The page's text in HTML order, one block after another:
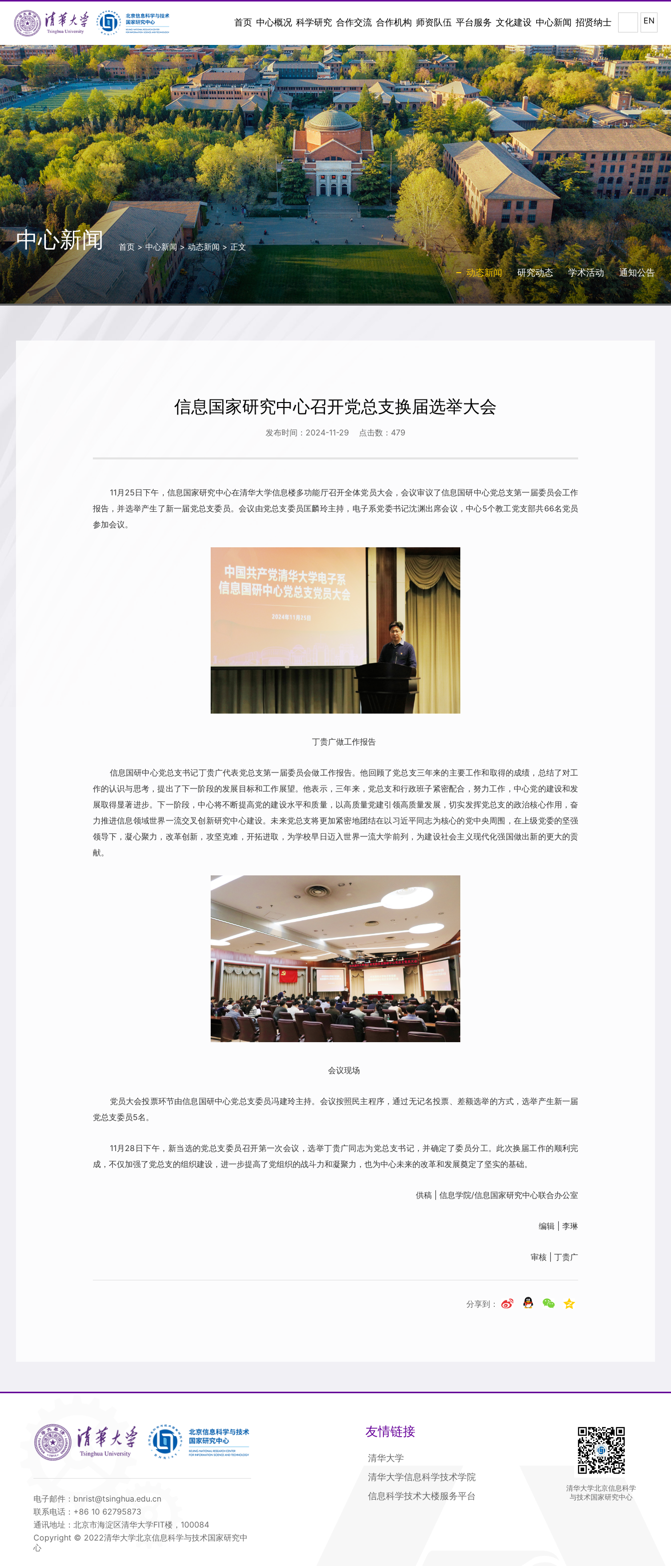
首页 中心概况 科学研究 合作交流 合作机构 师资队伍 平台服务 文化建设 中心新闻 招贤纳士 EN
中心新闻 首页>中心新闻>动态新闻> 正文
动态新闻 研究动态 学术活动 通知公告
信息国家研究中心召开党总支换届选举大会
发布时间：2024-11-29 点击数： 479
11月25日下午，信息国家研究中心在清华大学信息楼多功能厅召开全体党员大会，会议审议了信息国研中心党总支第一届委员会工作
报告，并选举产生了新一届党总支委员。会议由党总支委员匡麟玲主持，电子系党委书记沈渊出席会议，中心5个教工党支部共66名党员
参加会议。
丁贵广做工作报告
信息国研中心党总支书记丁贵广代表党总支第一届委员会做工作报告。他回顾了党总支三年来的主要工作和取得的成绩，总结了对工
作的认识与思考，提出了下一阶段的发展目标和工作展望。他表示，三年来，党总支和行政班子紧密配合，努力工作，中心党的建设和发
展取得显著进步。下一阶段，中心将不断提高党的建设水平和质量，以高质量党建引领高质量发展，切实发挥党总支的政治核心作用，奋
力推进信息领域世界一流交叉创新研究中心建设。未来党总支将更加紧密地团结在以习近平同志为核心的党中央周围，在上级党委的坚强
领导下，凝心聚力，改革创新，攻坚克难，开拓进取，为学校早日迈入世界一流大学前列，为建设社会主义现代化强国做出新的更大的贡
献。
会议现场
党员大会投票环节由信息国研中心党总支委员冯建玲主持。会议按照民主程序，通过无记名投票、差额选举的方式，选举产生新一届
党总支委员5名。
11月28日下午，新当选的党总支委员召开第一次会议，选举丁贵广同志为党总支书记，并确定了委员分工。此次换届工作的顺利完
成，不仅加强了党总支的组织建设，进一步提高了党组织的战斗力和凝聚力，也为中心未来的改革和发展奠定了坚实的基础。
供稿 | 信息学院/信息国家研究中心联合办公室
编辑 | 李琳
审核 | 丁贵广
分享到：
电子邮件：bnrist@tsinghua.edu.cn
联系电话：+86 10 62795873
通讯地址：北京市海淀区清华大学FIT楼，100084
Copyright © 2022清华大学北京信息科学与技术国家研究中
心
友情链接
清华大学
清华大学信息科学技术学院
信息科学技术大楼服务平台
清华大学北京信息科学
与技术国家研究中心